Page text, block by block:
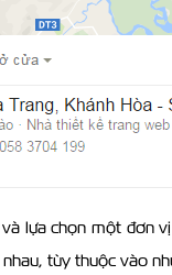
lựa chọn một đơn
tùy thuộc vào